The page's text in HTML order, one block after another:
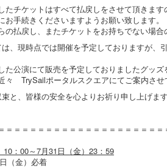
たチケットはすべて払戻しをさせて頂きま
お手続きくださいますようお願い致します。
の払戻し、またチケットをお持ちでない場合
、現時点では開催を予定しておりますが
た公演にて販売を予定しておりましたグッズ
々 TrySailポータルスクエアにてご案内させ
と、皆様の安全を心よりお祈り申し上げます
＝＝＝＝＝＝＝＝＝＝＝＝＝＝＝＝＝＝＝＝
：00～7月31日（金）23：59
（金）必着